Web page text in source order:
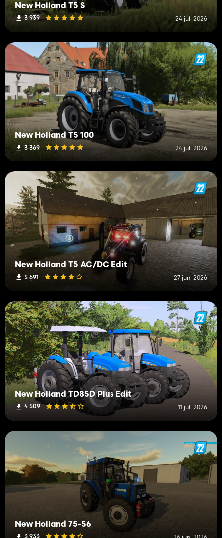
New Holland T5 S
3 939 24 juli 2026
New Holland T5 100
3 369 24 juli 2026
New Holland T5 AC/DC Edit
5 691 27 juni 2026
New Holland TD85D Plus Edit
4 509 11 juli 2026
New Holland 75-56
3 933 26 juni 2026